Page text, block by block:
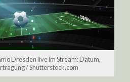
Dresden live im Stream: Datum,
/ Shutterstock.com